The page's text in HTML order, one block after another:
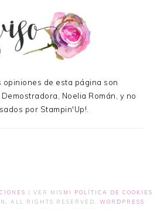
opiniones de esta página son
Noelia Román, y no
por Stampin'Up!.
| VER MIS MI POLÍTICA DE COOKIES
ALL RIGHTS RESERVED. WORDPRESS